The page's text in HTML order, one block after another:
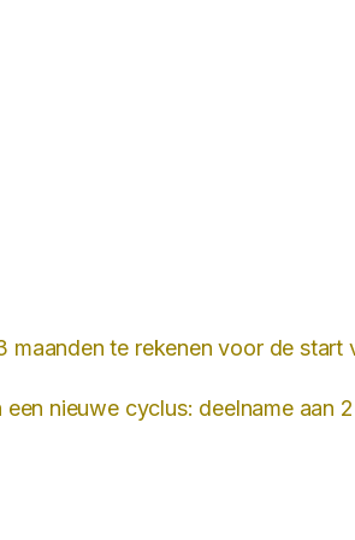
te rekenen voor de start
nieuwe cyclus: deelname aan